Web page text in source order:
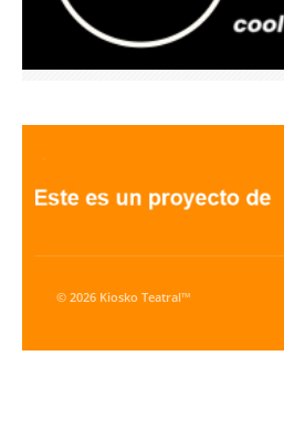
© 2026 Kiosko Teatral™